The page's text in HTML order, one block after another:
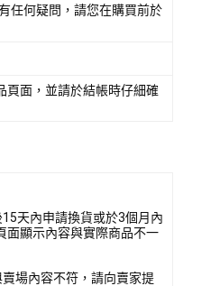
任何疑問，請您在購買前於
頁面，並請於結帳時仔細確
天內申請換貨或於3個月內
面顯示內容與實際商品不一
場內容不符，請向賣家提